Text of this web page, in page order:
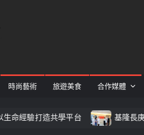
時尚藝術 旅遊美食 合作媒體
打造共學平台 基隆長庚成立